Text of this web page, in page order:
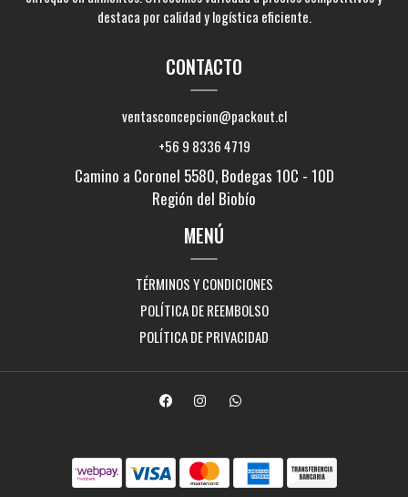
destaca por calidad y logística eficiente.
CONTACTO
ventasconcepcion@packout.cl
+56 9 8336 4719
Camino a Coronel 5580, Bodegas 10C - 10D
Región del Biobío
MENÚ
TÉRMINOS Y CONDICIONES
POLÍTICA DE REEMBOLSO
POLÍTICA DE PRIVACIDAD